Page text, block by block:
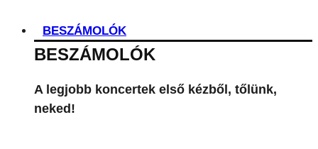
BESZÁMOLÓK
BESZÁMOLÓK
A legjobb koncertek első kézből, tőlünk,
neked!